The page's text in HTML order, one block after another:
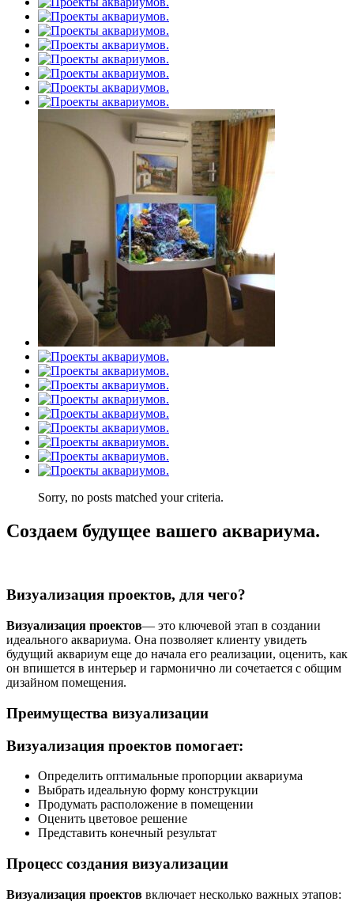
Sorry, no posts matched your criteria.
Создаем будущее вашего аквариума.
Визуализация проектов, для чего?
Визуализация проектов— это ключевой этап в создании
идеального аквариума. Она позволяет клиенту увидеть
будущий аквариум еще до начала его реализации, оценить, как
он впишется в интерьер и гармонично ли сочетается с общим
дизайном помещения.
Преимущества визуализации
Визуализация проектов помогает:
Определить оптимальные пропорции аквариума
Выбрать идеальную форму конструкции
Продумать расположение в помещении
Оценить цветовое решение
Представить конечный результат
Процесс создания визуализации
Визуализация проектов включает несколько важных этапов: